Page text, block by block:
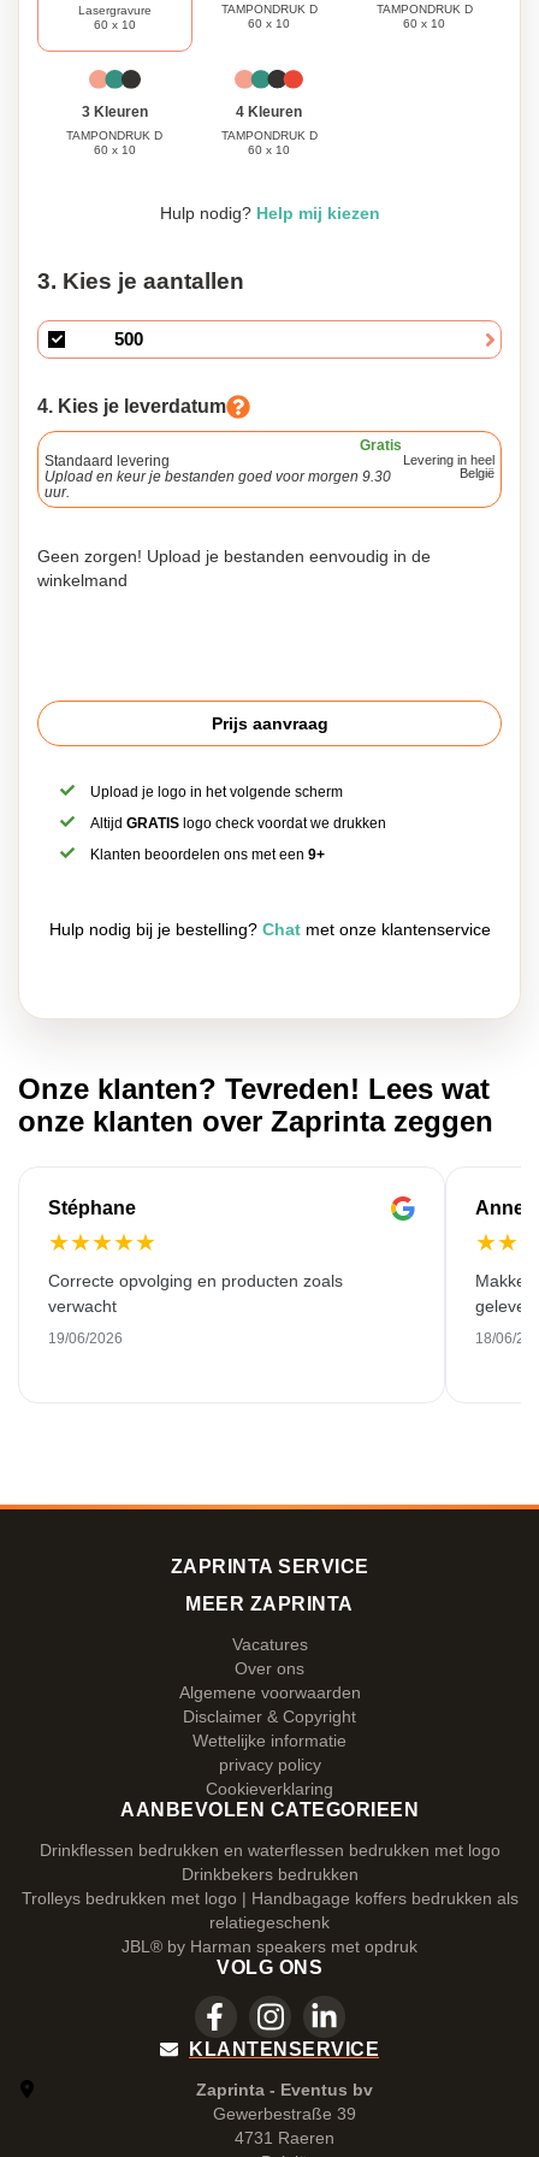
hulpmiddel bij de hand willen hebben in verschillende
situaties.
Lasergravure
60 x 10
TAMPONDRUK D
60 x 10
TAMPONDRUK D
60 x 10
3 Kleuren
TAMPONDRUK D
60 x 10
4 Kleuren
TAMPONDRUK D
60 x 10
Hulp nodig? Help mij kiezen
3. Kies je aantallen
4. Kies je leverdatum
Gratis
Standaard levering
Upload en keur je bestanden goed voor morgen 9.30
uur.
Levering in heel
België
Geen zorgen! Upload je bestanden eenvoudig in de
winkelmand
Prijs aanvraag
Upload je logo in het volgende scherm
AltijdGRATIS logo check voordat we drukken
Klanten beoordelen ons met een9+
Hulp nodig bij je bestelling? Chatmet onze klantenservice
Onze klanten? Tevreden! Lees wat
onze klanten over Zaprinta zeggen
Stéphane
★★★★★
Correcte opvolging en producten zoals
verwacht
19/06/2026
Anne-
★★
18/06/
ZAPRINTA SERVICE
MEER ZAPRINTA
Vacatures
Over ons
Algemene voorwaarden
Disclaimer & Copyright
Wettelijke informatie
privacy policy
Cookieverklaring
AANBEVOLEN CATEGORIEEN
Drinkflessen bedrukken en waterflessen bedrukken met logo
Drinkbekers bedrukken
Trolleys bedrukken met logo | Handbagage koffers bedrukken als
relatiegeschenk
JBL® by Harman speakers met opdruk
VOLG ONS
KLANTENSERVICE
Zaprinta - Eventus bv
Gewerbestraße 39
4731 Raeren